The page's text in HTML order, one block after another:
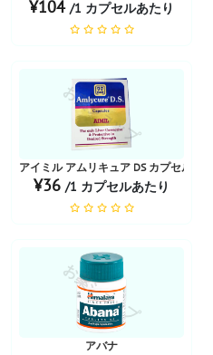
¥104 /1 カプセルあたり
お薬ショップ
アイミル アムリキュア DS カプセル 20錠
¥36 /1 カプセルあたり
お薬ショップ
アバナ